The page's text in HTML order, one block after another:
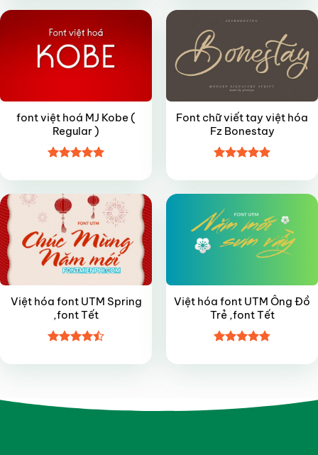
5 sao
sao
font việt hoá MJ Kobe (
Regular )
hạng4.95
5 sao
Font chữ viết tay việt hóa
Fz Bonestay
hạng4.95
sao
Việt hóa font UTM Spring
,font Tết
hạng4.45
Việt hóa font UTM Ông Đồ
Trẻ ,font Tết
hạng4.85